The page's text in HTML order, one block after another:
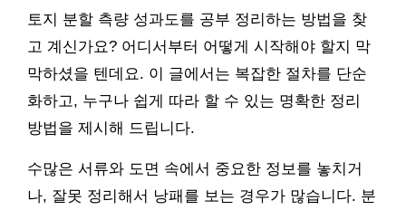
토지 분할 측량 성과도를 공부 정리하는 방법을 찾
고 계신가요? 어디서부터 어떻게 시작해야 할지 막
막하셨을 텐데요. 이 글에서는 복잡한 절차를 단순
화하고, 누구나 쉽게 따라 할 수 있는 명확한 정리
방법을 제시해 드립니다.
수많은 서류와 도면 속에서 중요한 정보를 놓치거
나, 잘못 정리해서 낭패를 보는 경우가 많습니다. 분